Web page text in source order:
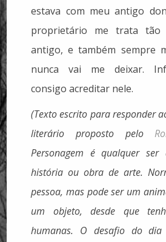
estava com meu antigo
proprietário me trata tão
antigo, e também sempre
nunca vai me deixar.
consigo acreditar nele.
(Texto escrito para responder
literário proposto pelo
Personagem é qualquer
história ou obra de arte.
pessoa, mas pode ser um
um objeto, desde que
humanas. O desafio do dia